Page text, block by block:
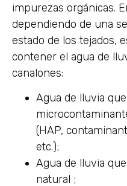
impurezas orgánicas.
dependiendo de una
estado de los tejados,
contener el agua de
canalones:
Agua de lluvia
(HAP,
etc.);
Agua de lluvia
natural ;